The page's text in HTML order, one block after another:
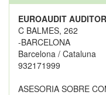
EUROAUDIT
C BALMES, 262
-BARCELONA
Barcelona / Cataluna
932171999
ASESORIA SOBRE